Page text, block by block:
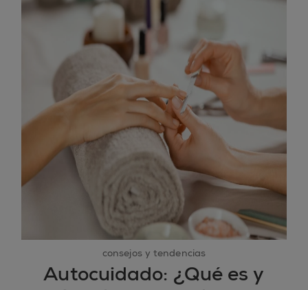
consejos y tendencias
Autocuidado: ¿Qué es y